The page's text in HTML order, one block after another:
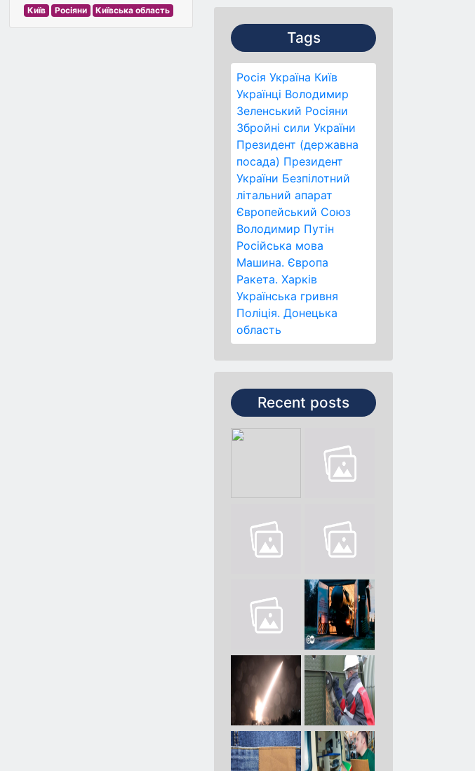
Tags
Росія Україна Київ
Українці Володимир
Зеленський Росіяни
Збройні сили України
Президент (державна
посада) Президент
України Безпілотний
літальний апарат
Європейський Союз
Володимир Путін
Російська мова
Машина. Європа
Ракета. Харків
Українська гривня
Поліція. Донецька
область
Recent posts
Київ Росіяни Київська область